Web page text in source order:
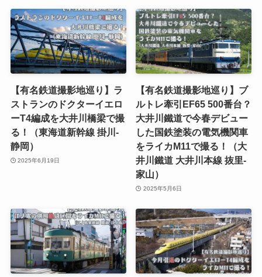
【有名鉄道撮影地巡り】ラ
ストランのドクターイエロ
ーT4編成を大井川橋梁で撮
る！（東海道新幹線 掛川-
静岡）
2025年6月19日
【有名鉄道撮影地巡り】ブ
ルトレ牽引EF65 500番台？
大井川鐵道で今春デビュー
した国鉄塗装の電気機関車
をライカM11で撮る！（大
井川鐵道 大井川本線 抜里-
家山）
2025年5月6日